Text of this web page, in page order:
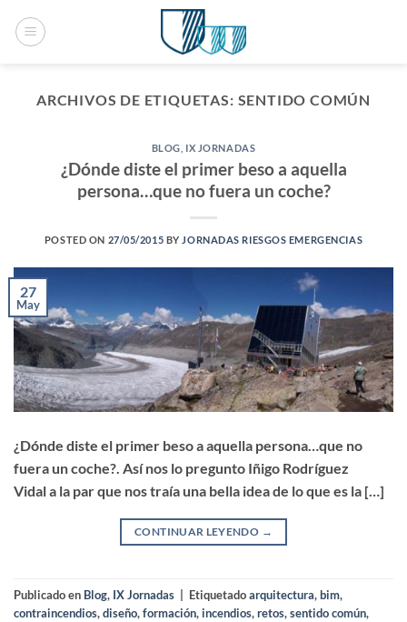
ARCHIVOS DE ETIQUETAS: SENTIDO COMÚN
BLOG IX JORNADAS
¿Dónde diste el primer beso a aquella
persona…que no fuera un coche?
POSTED ON 27/05/2015 BY JORNADAS RIESGOS EMERGENCIAS
27
May
¿Dónde diste el primer beso a aquella persona…que no
fuera un coche?. Así nos lo pregunto Iñigo Rodríguez
Vidal a la par que nos traía una bella idea de lo que es la […]
CONTINUAR LEYENDO →
Publicado en Blog, IX Jornadas Etiquetadoarquitectura,bim,
contraincendios,diseño,formación,incendios,retos,sentido común,